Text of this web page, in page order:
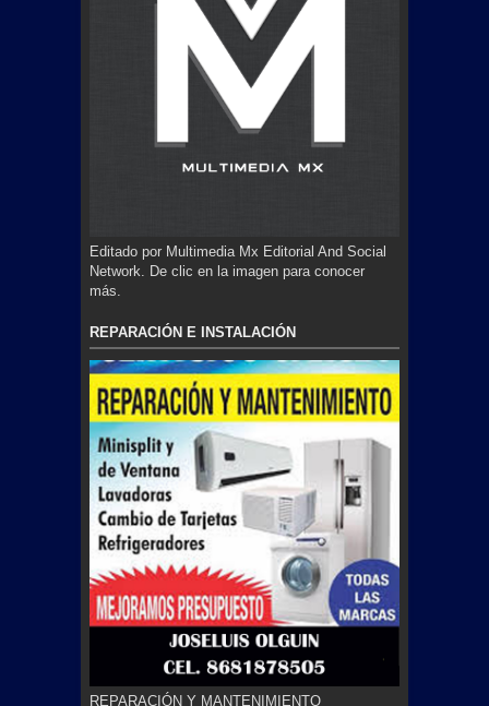
Editado por Multimedia Mx Editorial And Social
Network. De clic en la imagen para conocer
más.
REPARACIÓN E INSTALACIÓN
REPARACIÓN Y MANTENIMIENTO